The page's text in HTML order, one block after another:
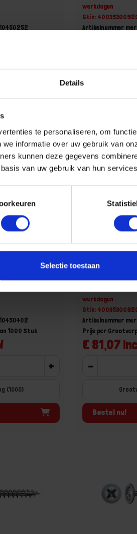
Details
te personaliseren, om
informatie over uw gebruik van
kunnen deze gegevens
van uw gebruik van hun
Selectie toestaan
+
(2000)
werkdagen
Gtin:
Artikelnummer
-
WIROX
1000 Stuk
+
(1000)
SPAX
werkdagen
Gtin:
Artikelnummer
€ 81,07
Prijs per
-
Bestel nu!